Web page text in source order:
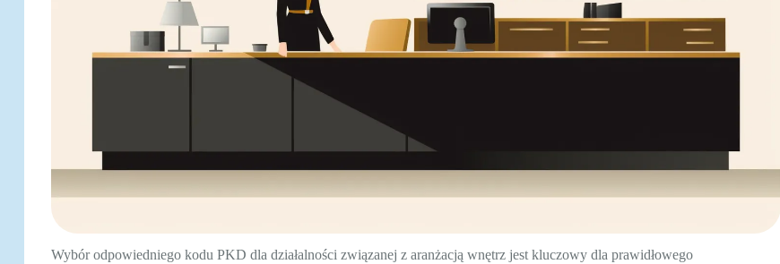
Wybór odpowiedniego kodu PKD dla działalności związanej z aranżacją wnętrz jest kluczowy dla prawidłowego